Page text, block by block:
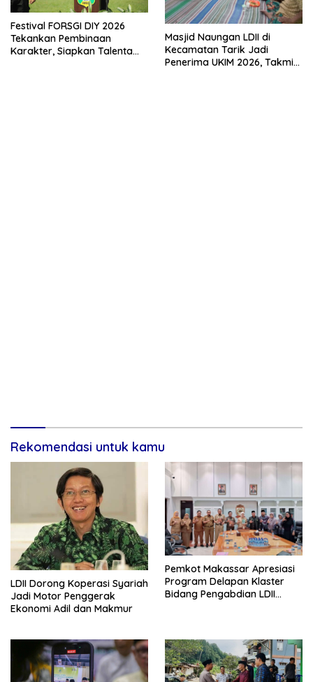
Festival FORSGI DIY 2026
Tekankan Pembinaan
Karakter, Siapkan Talenta
Masjid Naungan LDII di
Kecamatan Tarik Jadi
Penerima UKIM 2026, Takmir
Rekomendasi untuk kamu
LDII Dorong Koperasi Syariah
Jadi Motor Penggerak
Ekonomi Adil dan Makmur
Pemkot Makassar Apresiasi
Program Delapan Klaster
Bidang Pengabdian LDII